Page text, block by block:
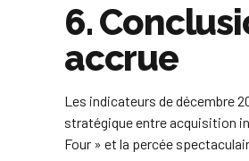
6.
accrue
Les indicateurs de décembre
stratégique entre acquisition
Four » et la percée